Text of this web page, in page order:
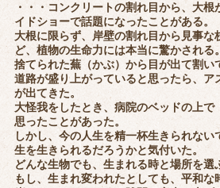
・・・コンクリートの割れ目から、大
イドショーで話題になったことがある。
大根に限らず、岸壁の割れ目から見事な
ど、植物の生命力には本当に驚かされる
捨てられた蕪（かぶ）から目が出て割い
道路が盛り上がっていると思ったら、ア
が出てきた。
大怪我をしたとき、病院のベッドの上で
思ったことがあった。
しかし、今の人生を精一杯生きられない
生を生きられるだろうかと気付いた。
どんな生物でも、生まれる時と場所を選
もし、生まれ変われたとしても、平和な